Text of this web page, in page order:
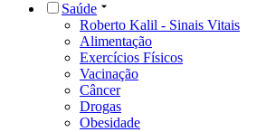
Saúde
Roberto Kalil - Sinais Vitais
Alimentação
Exercícios Físicos
Vacinação
Câncer
Drogas
Obesidade